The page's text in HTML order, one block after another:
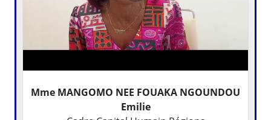
Mme MANGOMO NEE FOUAKA NGOUNDOU
Emilie